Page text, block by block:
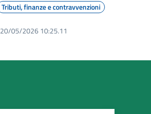
Tributi, finanze e contravvenzioni
20/05/2026 10:25.11